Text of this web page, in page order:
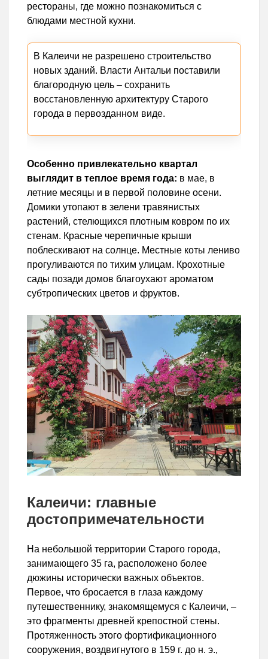
рестораны, где можно познакомиться с
блюдами местной кухни.
В Калеичи не разрешено строительство
новых зданий. Власти Антальи поставили
благородную цель – сохранить
восстановленную архитектуру Старого
города в первозданном виде.
Особенно привлекательно квартал
выглядит в теплое время года: в мае, в
летние месяцы и в первой половине осени.
Домики утопают в зелени травянистых
растений, стелющихся плотным ковром по их
стенам. Красные черепичные крыши
поблескивают на солнце. Местные коты лениво
прогуливаются по тихим улицам. Крохотные
сады позади домов благоухают ароматом
субтропических цветов и фруктов.
Калеичи: главные
достопримечательности
На небольшой территории Старого города,
занимающего 35 га, расположено более
дюжины исторически важных объектов.
Первое, что бросается в глаза каждому
путешественнику, знакомящемуся с Калеичи, –
это фрагменты древней крепостной стены.
Протяженность этого фортификационного
сооружения, воздвигнутого в 159 г. до н. э.,